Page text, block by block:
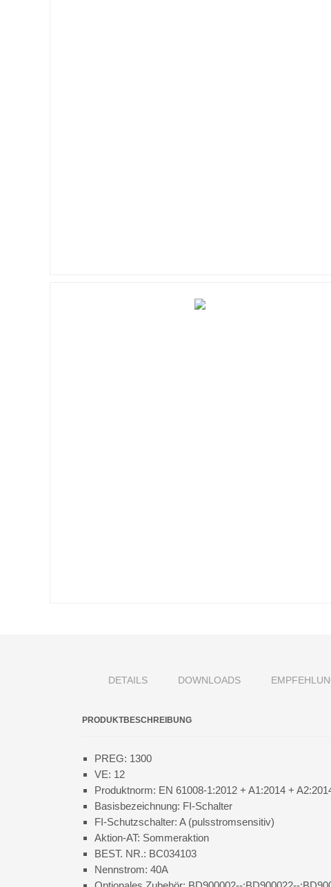
DETAILS DOWNLOADS
PRODUKTBESCHREIBUNG
PREG: 1300
VE: 12
Produktnorm: EN 61008-1:2012 + A1:2014 +
Basisbezeichnung: FI-Schalter
FI-Schutzschalter: A (pulsstromsensitiv)
Aktion-AT: Sommeraktion
BEST. NR.: BC034103
Nennstrom: 40A